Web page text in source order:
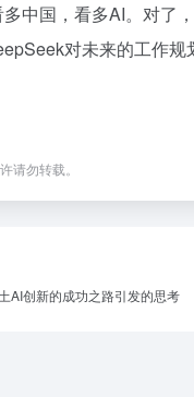
中国，看多AI。对了
对未来的工作规
请勿转载。
AI创新的成功之路引发的思考